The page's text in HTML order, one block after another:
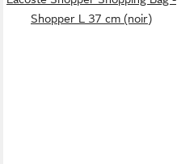
Shopper L 37 cm (noir)